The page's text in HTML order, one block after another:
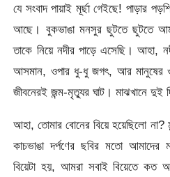
যে সংবাদ পায়াই মূর্ছা গেইছে! পাড়ার
আছে। বুকভাঙা মনসুর ছুটতে ছুটতে
তাকে নিয়ে নদীর পাড়ে এসেছি। আহা,
আসমান, ওপার ধু-ধু জগৎ, আর মানুষের
জীবনেরই জন্ম-মৃত্যুর ঘাট। মাঝখানে দুই
আহা, তোমার বোনের বিয়ে হয়েছিলো না?
কাচভাঙা দর্পণের ছবির মতো
বিয়েটা হয়, আমরা সবাই বিয়েতে কত